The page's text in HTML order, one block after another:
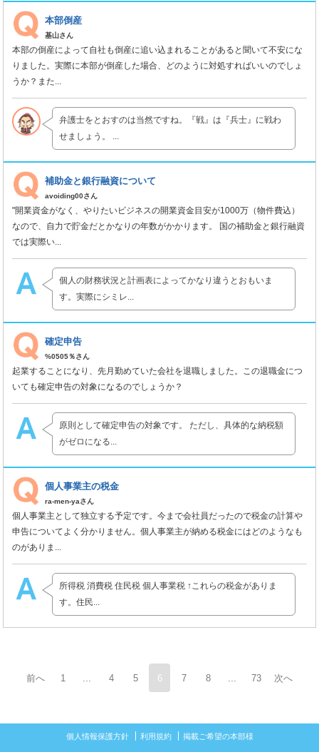
本部倒産
基山さん
本部の倒産によって自社も倒産に追い込まれることがあると聞いて不安にな
りました。実際に本部が倒産した場合、どのように対処すればいいのでしょ
うか？また...
弁護士をとおすのは当然ですね。『戦』は『兵士』に戦わ
せましょう。 ...
補助金と銀行融資について
avoiding00さん
"開業資金がなく、やりたいビジネスの開業資金目安が1000万（物件費込）
なので、自力で貯金だとかなりの年数がかかります。 国の補助金と銀行融資
では実際い...
個人の財務状況と計画表によってかなり違うとおもいま
す。実際にシミレ...
確定申告
%0505％さん
起業することになり、先月勤めていた会社を退職しました。この退職金につ
いても確定申告の対象になるのでしょうか？
原則として確定申告の対象です。 ただし、具体的な納税額
がゼロになる...
個人事業主の税金
ra-men-yaさん
個人事業主として独立する予定です。今まで会社員だったので税金の計算や
申告についてよく分かりません。個人事業主が納める税金にはどのようなも
のがありま...
所得税 消費税 住民税 個人事業税 ↑これらの税金がありま
す。住民...
前へ 1 4 5 6 7 8 73 次へ
個人情報保護方針 利用規約 掲載ご希望の本部様